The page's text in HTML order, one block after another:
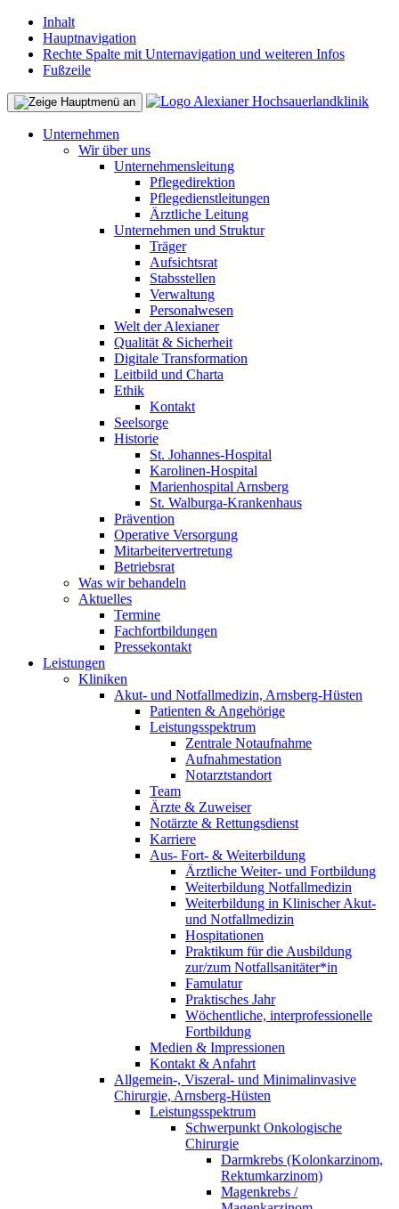
Inhalt
Hauptnavigation
Rechte Spalte mit Unternavigation und weiteren Infos
Fußzeile
Unternehmen
Wir über uns
Unternehmensleitung
Pflegedirektion
Pflegedienstleitungen
Ärztliche Leitung
Unternehmen und Struktur
Träger
Aufsichtsrat
Stabsstellen
Verwaltung
Personalwesen
Welt der Alexianer
Qualität & Sicherheit
Digitale Transformation
Leitbild und Charta
Ethik
Kontakt
Seelsorge
Historie
St. Johannes-Hospital
Karolinen-Hospital
Marienhospital Arnsberg
St. Walburga-Krankenhaus
Prävention
Operative Versorgung
Mitarbeitervertretung
Betriebsrat
Was wir behandeln
Aktuelles
Termine
Fachfortbildungen
Pressekontakt
Leistungen
Kliniken
Akut- und Notfallmedizin, Arnsberg-Hüsten
Patienten & Angehörige
Leistungsspektrum
Zentrale Notaufnahme
Aufnahmestation
Notarztstandort
Team
Ärzte & Zuweiser
Notärzte & Rettungsdienst
Karriere
Aus- Fort- & Weiterbildung
Ärztliche Weiter- und Fortbildung
Weiterbildung Notfallmedizin
Weiterbildung in Klinischer Akut-
und Notfallmedizin
Hospitationen
Praktikum für die Ausbildung
zur/zum Notfallsanitäter*in
Famulatur
Praktisches Jahr
Wöchentliche, interprofessionelle
Fortbildung
Medien & Impressionen
Kontakt & Anfahrt
Allgemein-, Viszeral- und Minimalinvasive
Chirurgie, Arnsberg-Hüsten
Leistungsspektrum
Schwerpunkt Onkologische
Chirurgie
Darmkrebs (Kolonkarzinom,
Rektumkarzinom)
Magenkrebs /